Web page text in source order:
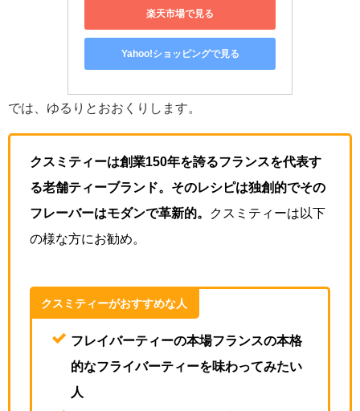
楽天市場で見る
Yahoo!ショッピングで見る
では、ゆるりとおおくりします。
クスミティーは創業150年を誇るフランスを代表す
る老舗ティーブランド。そのレシピは独創的でその
フレーバーはモダンで革新的。
クスミティーは以下
の様な方にお勧め。
クスミティーがおすすめな人
フレイバーティーの本場フランスの本格
的なフライバーティーを味わってみたい
人